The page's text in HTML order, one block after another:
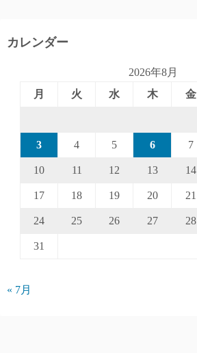
カレンダー
2026年8月
月
火 水 木 金
3 4 5 6 7
10 11 12 13 14
17 18 19 20 21
24 25 26 27 28
31
« 7月